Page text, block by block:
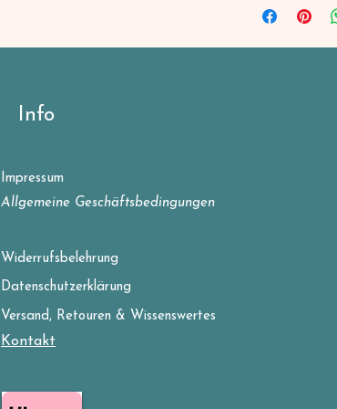
Info
Impressum
Allgemeine Geschäftsbedingungen
Widerrufsbelehrung
Datenschutzerklärung
Versand, Retouren & Wissenswertes
Kontakt